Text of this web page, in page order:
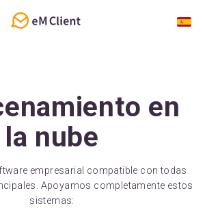
en
la nube
empresarial compatible con todas
Apoyamos completamente estos
sistemas: